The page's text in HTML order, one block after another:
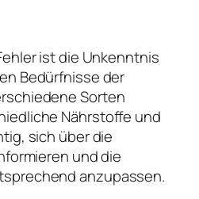
ist die Unkenntnis
Bedürfnisse der
Sorten
Nährstoffe und
sich über die
und die
anzupassen.